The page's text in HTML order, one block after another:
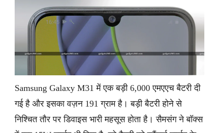
Samsung Galaxy M31 में एक बड़ी 6,000 एमएएच बैटरी दी
गई है और इसका वज़न 191 ग्राम है। बड़ी बैटरी होने से
निश्चित तौर पर डिवाइस भारी महसूस होता है। सैमसंग ने बॉक्स